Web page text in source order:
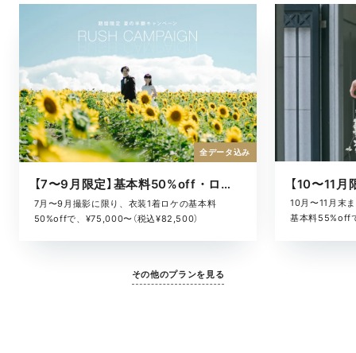
【7〜9月限定】基本料50%off・ロケキャンペーン
7月〜9月撮影に限り、衣装1着ロケの基本料
50%offで、¥75,000〜（税込¥82,500）
全データ込み
10月〜11月末
基本料55%off
その他のプランを見る